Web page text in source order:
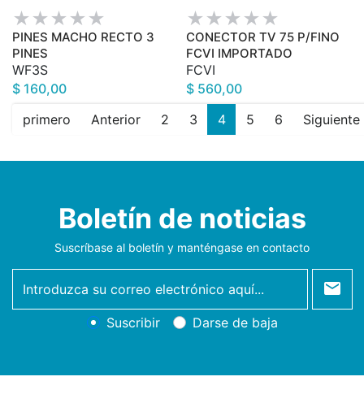
PINES MACHO RECTO 3
PINES
WF3S
$ 160,00
CONECTOR TV 75 P/FINO
FCVI IMPORTADO
FCVI
$ 560,00
primero
Anterior 2 3 4 5 6 Siguiente
Boletín de noticias
Suscríbase al boletín y manténgase en contacto
newsletter
Suscribir Darse de baja